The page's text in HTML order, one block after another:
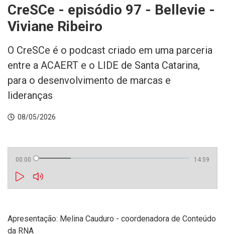
INTEGRIDADE
CreSCe - episódio 97 - Bellevie -
Viviane Ribeiro
O CreSCe é o podcast criado em uma parceria
entre a ACAERT e o LIDE de Santa Catarina,
para o desenvolvimento de marcas e
lideranças
08/05/2026
00:00 14:59
Apresentação: Melina Cauduro - coordenadora de Conteúdo
da RNA